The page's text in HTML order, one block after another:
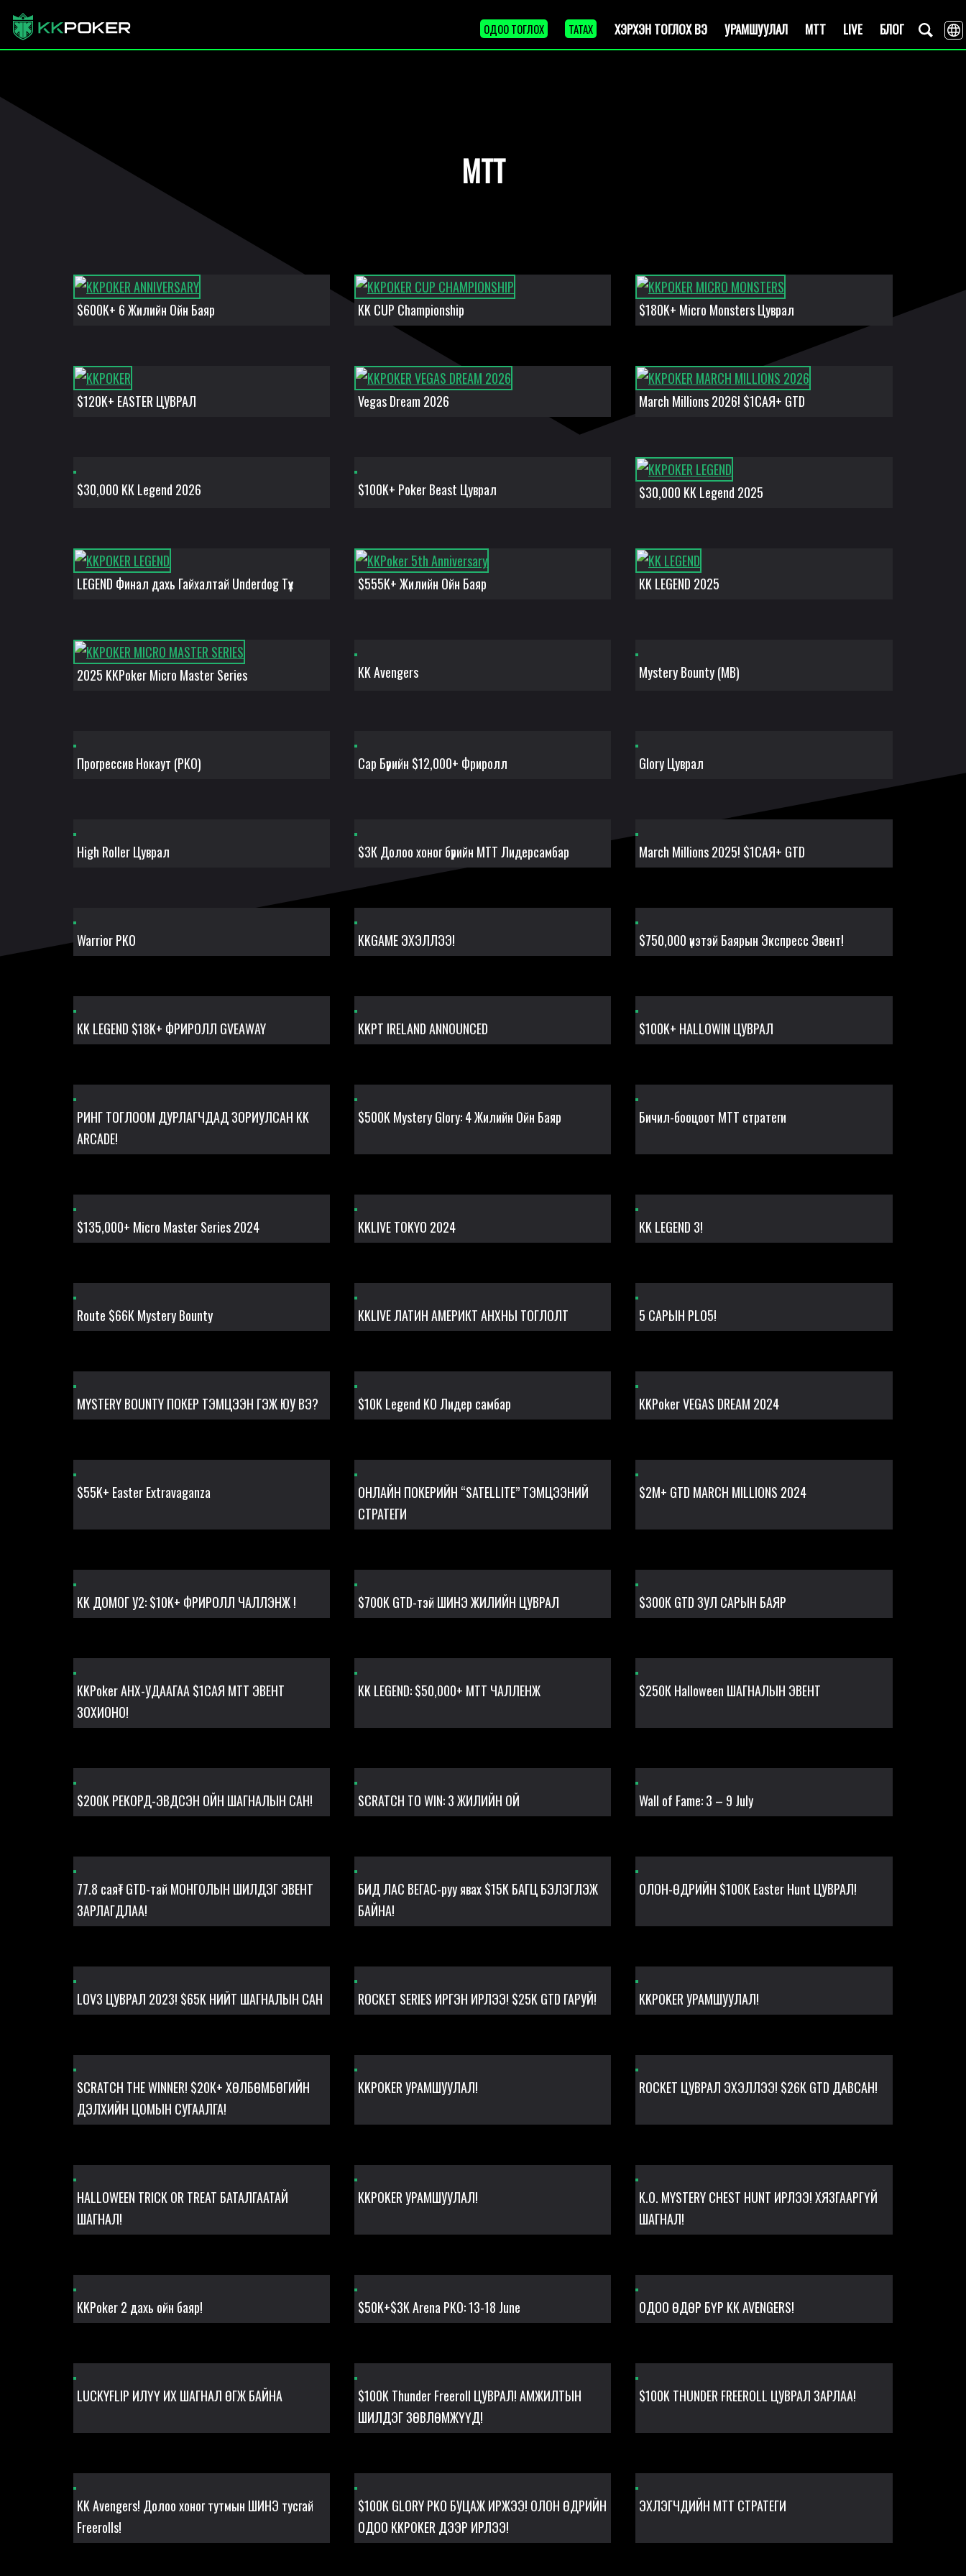
БЛОГ
LIVE
MTT
УРАМШУУЛАЛ
ХЭРХЭН ТОГЛОХ ВЭ
ОДОО ТОГЛОХ ТАТАХ
MTT
$600K+ 6 Жилийн Ойн Баяр KK CUP Championship $180K+ Micro Monsters Цуврал
$120K+ EASTER ЦУВРАЛ Vegas Dream 2026 March Millions 2026! $1САЯ+ GTD
$30,000 KK Legend 2026 $100K+ Poker Beast Цуврал $30,000 KK Legend 2025
LEGEND Финал дахь Гайхалтай Underdog Түүх $555K+ Жилийн Ойн Баяр KK LEGEND 2025
2025 KKPoker Micro Master Series KK Avengers Mystery Bounty (MB)
Прогрессив Нокаут (PKO) Сар Бүрийн $12,000+ Фриролл Glory Цуврал
High Roller Цуврал $3К Долоо хоног бүрийн MTT Лидерсамбар March Millions 2025! $1САЯ+ GTD
Warrior PKO KKGAME ЭХЭЛЛЭЭ! $750,000 үнэтэй Баярын Экспресс Эвент!
KK LEGEND $18K+ ФРИРОЛЛ GVEAWAY KKPT IRELAND ANNOUNCED $100K+ HALLOWIN ЦУВРАЛ
РИНГ ТОГЛООМ ДУРЛАГЧДАД ЗОРИУЛСАН KK
ARCADE!
$500K Mystery Glory: 4 Жилийн Ойн Баяр Бичил-бооцоот MTT стратеги
$135,000+ Micro Master Series 2024 KKLIVE TOKYO 2024 KK LEGEND 3!
Route $66K Mystery Bounty KKLIVE ЛАТИН АМЕРИКТ АНХНЫ ТОГЛОЛТ 5 САРЫН PLO5!
MYSTERY BOUNTY ПОКЕР ТЭМЦЭЭН ГЭЖ ЮУ ВЭ? $10K Legend KO Лидер самбар KKPoker VEGAS DREAM 2024
$55K+ Easter Extravaganza
ОНЛАЙН ПОКЕРИЙН “SATELLITE” ТЭМЦЭЭНИЙ
СТРАТЕГИ
$2M+ GTD MARCH MILLIONS 2024
KK ДОМОГ У2: $10K+ ФРИРОЛЛ ЧАЛЛЭНЖ ! $700K GTD-тэй ШИНЭ ЖИЛИЙН ЦУВРАЛ $300К GTD ЗУЛ САРЫН БАЯР
KKPoker АНХ-УДААГАА $1САЯ MTT ЭВЕНТ
ЗОХИОНО!
KK LEGEND: $50,000+ MTT ЧАЛЛЕНЖ $250К Halloween ШАГНАЛЫН ЭВЕНТ
$200K РЕКОРД-ЭВДСЭН ОЙН ШАГНАЛЫН САН! SCRATCH TO WIN: 3 ЖИЛИЙН ОЙ Wall of Fame: 3 – 9 July
77.8 сая₮ GTD-тай МОНГОЛЫН ШИЛДЭГ ЭВЕНТ
ЗАРЛАГДЛАА!
БИД ЛАС ВЕГАС-руу явах $15К БАГЦ БЭЛЭГЛЭЖ
БАЙНА!
ОЛОН-ӨДРИЙН $100К Easter Hunt ЦУВРАЛ!
LOV3 ЦУВРАЛ 2023! $65K НИЙТ ШАГНАЛЫН САН ROCKET SERIES ИРГЭН ИРЛЭЭ! $25K GTD ГАРУЙ! KKPOKER УРАМШУУЛАЛ!
SCRATCH THE WINNER! $20K+ ХӨЛБӨМБӨГИЙН
ДЭЛХИЙН ЦОМЫН СУГААЛГА!
KKPOKER УРАМШУУЛАЛ! ROCKET ЦУВРАЛ ЭХЭЛЛЭЭ! $26K GTD ДАВСАН!
HALLOWEEN TRICK OR TREAT БАТАЛГААТАЙ
ШАГНАЛ!
KKPOKER УРАМШУУЛАЛ!
K.O. MYSTERY CHEST HUNT ИРЛЭЭ! ХЯЗГААРГҮЙ
ШАГНАЛ!
KKPoker 2 дахь ойн баяр! $50K+$3K Arena PKO: 13-18 June ОДОО ӨДӨР БҮР KK AVENGERS!
LUCKYFLIP ИЛҮҮ ИХ ШАГНАЛ ӨГЖ БАЙНА
$100K Thunder Freeroll ЦУВРАЛ! АМЖИЛТЫН
ШИЛДЭГ ЗӨВЛӨМЖҮҮД!
$100K THUNDER FREEROLL ЦУВРАЛ ЗАРЛАА!
KK Avengers! Долоо хоног тутмын ШИНЭ тусгай
Freerolls!
$100K GLORY PKO БУЦАЖ ИРЖЭЭ! ОЛОН ӨДРИЙН
ОДОО KKPOKER ДЭЭР ИРЛЭЭ!
ЭХЛЭГЧДИЙН MTT СТРАТЕГИ